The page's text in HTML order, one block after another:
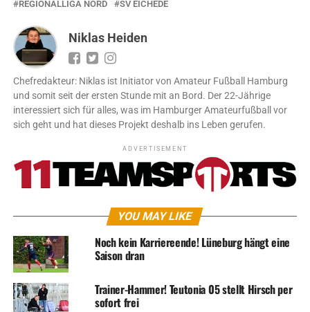
REGIONALLIGA NORD SV EICHEDE
Niklas Heiden
Chefredakteur: Niklas ist Initiator von Amateur Fußball Hamburg
und somit seit der ersten Stunde mit an Bord. Der 22-Jährige
interessiert sich für alles, was im Hamburger Amateurfußball vor
sich geht und hat dieses Projekt deshalb ins Leben gerufen.
ADVERTISEMENT
YOU MAY LIKE
Noch kein Karriereende! Lüneburg hängt eine
Saison dran
Trainer-Hammer! Teutonia 05 stellt Hirsch per
sofort frei